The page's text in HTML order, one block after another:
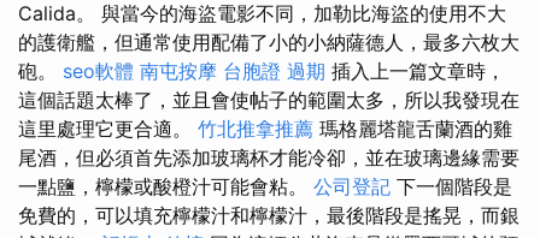
Calida。 與當今的海盜電影不同，加勒比海盜的使用不大
的護衛艦，但通常使用配備了小的小納薩德人，最多六枚大
砲。 seo軟體 南屯按摩 台胞證 過期 插入上一篇文章時，
這個話題太棒了，並且會使帖子的範圍太多，所以我發現在
這里處理它更合適。 竹北推拿推薦 瑪格麗塔龍舌蘭酒的雞
尾酒，但必須首先添加玻璃杯才能冷卻，並在玻璃邊緣需要
一點鹽，檸檬或酸橙汁可能會粘。 公司登記 下一個階段是
免費的，可以填充檸檬汁和檸檬汁，最後階段是搖晃，而銀